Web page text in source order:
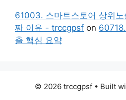
61003. 스마트스토어 상위
짜 이유 - trccgpsf on
출 핵심 요약
© 2026 trccgpsf• Built